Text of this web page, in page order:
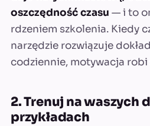
oszczędność czasu — i to
rdzeniem szkolenia. Kiedy
narzędzie rozwiązuje
codziennie, motywacja robi
2. Trenuj na waszych
przykładach